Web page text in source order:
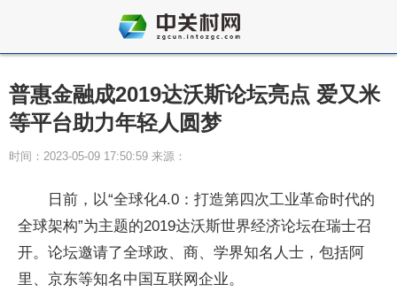
普惠金融成2019达沃斯论坛亮点 爱又米
等平台助力年轻人圆梦
时间：2023-05-09 17:50:59 来源：
日前，以“全球化4.0：打造第四次工业革命时代的
全球架构”为主题的2019达沃斯世界经济论坛在瑞士召
开。论坛邀请了全球政、商、学界知名人士，包括阿
里、京东等知名中国互联网企业。